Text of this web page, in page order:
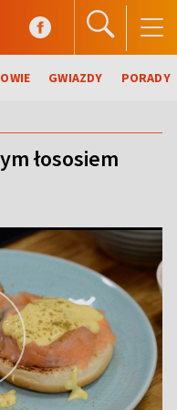
GWIAZDY PORADY
łososiem